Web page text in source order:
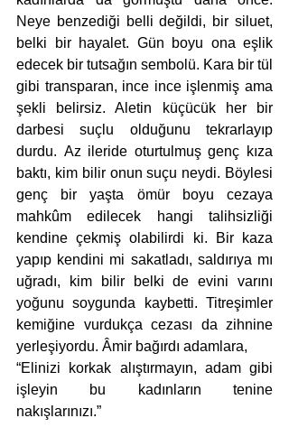
Neye benzediği belli değildi, bir siluet,
belki bir hayalet. Gün boyu ona eşlik
edecek bir tutsağın sembolü. Kara bir tül
gibi transparan, ince ince işlenmiş ama
şekli belirsiz. Aletin küçücük her bir
darbesi suçlu olduğunu tekrarlayıp
durdu. Az ileride oturtulmuş genç kıza
baktı, kim bilir onun suçu neydi. Böylesi
genç bir yaşta ömür boyu cezaya
mahkûm edilecek hangi talihsizliği
kendine çekmiş olabilirdi ki. Bir kaza
yapıp kendini mi sakatladı, saldırıya mı
uğradı, kim bilir belki de evini varını
yoğunu soygunda kaybetti. Titreşimler
kemiğine vurdukça cezası da zihnine
yerleşiyordu. Âmir bağırdı adamlara,
“Elinizi korkak alıştırmayın, adam gibi
işleyin bu kadınların tenine
nakışlarınızı.”